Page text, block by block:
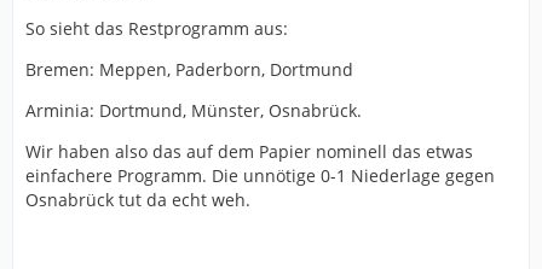
So sieht das Restprogramm aus:
Bremen: Meppen, Paderborn, Dortmund
Arminia: Dortmund, Münster, Osnabrück.
Wir haben also das auf dem Papier nominell das etwas
einfachere Programm. Die unnötige 0-1 Niederlage gegen
Osnabrück tut da echt weh.